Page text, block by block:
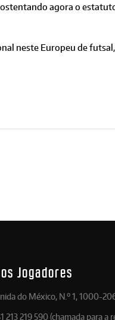
agora o
neste Europeu de
Jogadores
do México, N.º 1, 1000-
213 219 590 (chamada para a